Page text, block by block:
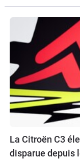
La Citroën C3
disparue depuis